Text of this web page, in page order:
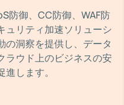
防御、CC防御、WAF防
ュリティ加速ソリューシ
の洞察を提供し、データ
ラウド上のビジネスの安
します。